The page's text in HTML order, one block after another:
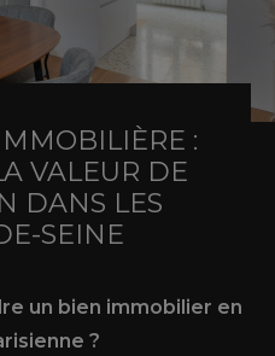
:
VALEUR DE
DANS LES
SEINE
un bien immobilier en
?